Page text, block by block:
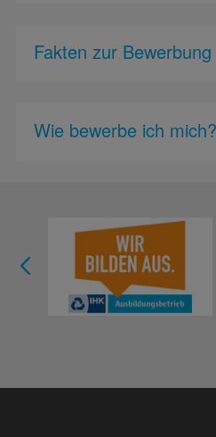
Fakten zur Bewerbung
Wie bewerbe ich mich?